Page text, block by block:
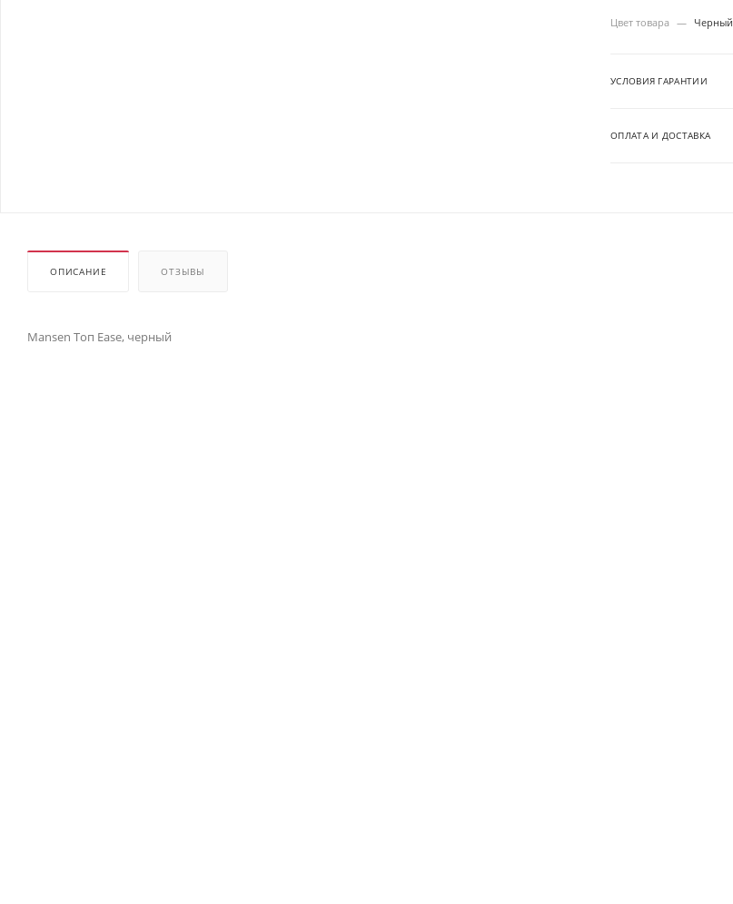
Цвет товара — Черный
УСЛОВИЯ ГАРАНТИИ
ОПЛАТА И ДОСТАВКА
ОПИСАНИЕ ОТЗЫВЫ
Mansen Топ Ease, черный